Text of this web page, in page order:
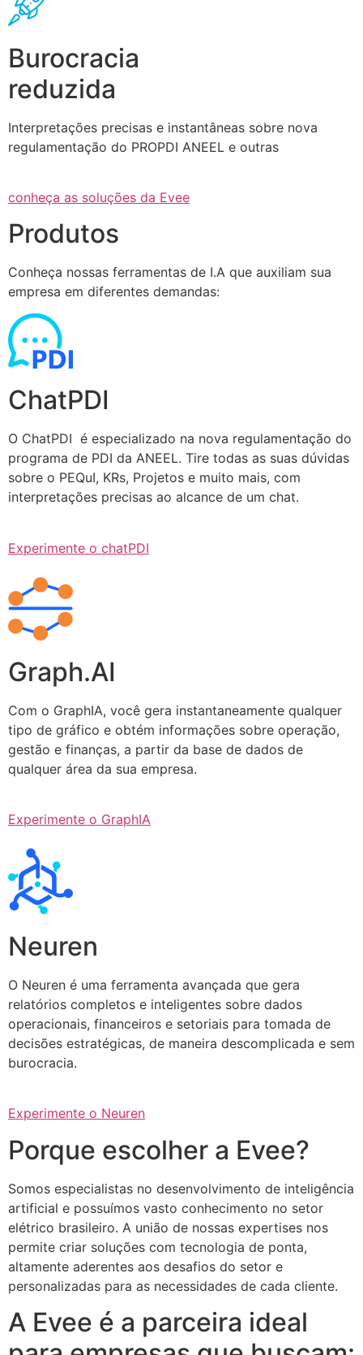
Burocracia
reduzida
Interpretações precisas e instantâneas sobre nova
regulamentação do PROPDI ANEEL e outras
conheça as soluções da Evee
Produtos
Conheça nossas ferramentas de I.A que auxiliam sua
empresa em diferentes demandas:
ChatPDI
O ChatPDI é especializado na nova regulamentação do
programa de PDI da ANEEL. Tire todas as suas dúvidas
sobre o PEQuI, KRs, Projetos e muito mais, com
interpretações precisas ao alcance de um chat.
Experimente o chatPDI
Graph.AI
Com o GraphIA, você gera instantaneamente qualquer
tipo de gráfico e obtém informações sobre operação,
gestão e finanças, a partir da base de dados de
qualquer área da sua empresa.
Experimente o GraphIA
Neuren
O Neuren é uma ferramenta avançada que gera
relatórios completos e inteligentes sobre dados
operacionais, financeiros e setoriais para tomada de
decisões estratégicas, de maneira descomplicada e sem
burocracia.
Experimente o Neuren
Porque escolher a Evee?
Somos especialistas no desenvolvimento de inteligência
artificial e possuímos vasto conhecimento no setor
elétrico brasileiro. A união de nossas expertises nos
permite criar soluções com tecnologia de ponta,
altamente aderentes aos desafios do setor e
personalizadas para as necessidades de cada cliente.
A Evee é a parceira ideal